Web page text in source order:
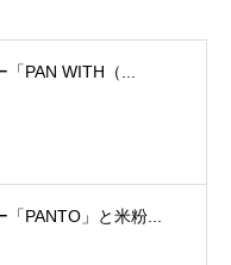
PAN WITH（...
PANTO」と米粉...